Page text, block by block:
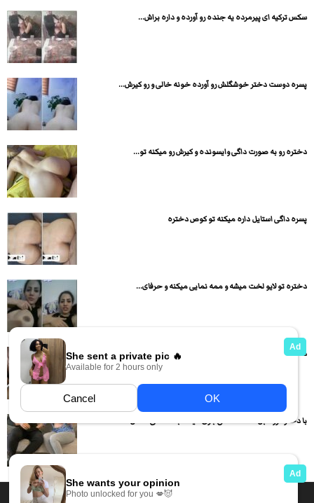
سکس ترکیه ای پیرمرده یه جنده رو آورده و داره براش...
پسره دوست دختر خوشگلش رو آورده خونه خالی و رو کیرش...
دختره رو به صورت داگی وایسونده و کیرش رو میکنه تو...
پسره داگی استایل داره میکنه تو کوص دختره
دختره تو لایو لخت میشه و ممه نمایی میکنه و حرفای...
دختره رو کیر پسره نشسته و داره رو کیرش کیر سواری...
با دختره رو مبل نشسته عشق بازی میکنه بعد داگی سکس...